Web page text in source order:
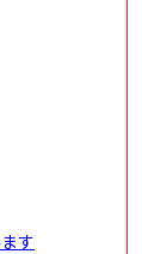
す